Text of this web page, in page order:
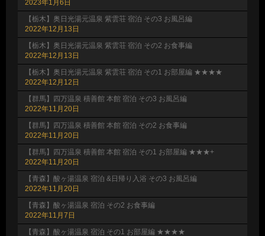
2023年1月6日
【栃木】奥日光湯元温泉 紫雲荘 宿泊 その3 お風呂編
2022年12月13日
【栃木】奥日光湯元温泉 紫雲荘 宿泊 その2 お食事編
2022年12月13日
【栃木】奥日光湯元温泉 紫雲荘 宿泊 その1 お部屋編 ★★★★
2022年12月12日
【群馬】四万温泉 積善館 本館 宿泊 その3 お風呂編
2022年11月20日
【群馬】四万温泉 積善館 本館 宿泊 その2 お食事編
2022年11月20日
【群馬】四万温泉 積善館 本館 宿泊 その1 お部屋編 ★★★+
2022年11月20日
【青森】酸ヶ湯温泉 宿泊 &日帰り入浴 その3 お風呂編
2022年11月20日
【青森】酸ヶ湯温泉 宿泊 その2 お食事編
2022年11月7日
【青森】酸ヶ湯温泉 宿泊 その1 お部屋編 ★★★★